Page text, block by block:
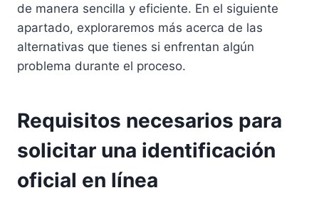
de manera sencilla y eficiente. En el siguiente
apartado, exploraremos más acerca de las
alternativas que tienes si enfrentan algún
problema durante el proceso.
Requisitos necesarios para
solicitar una identificación
oficial en línea